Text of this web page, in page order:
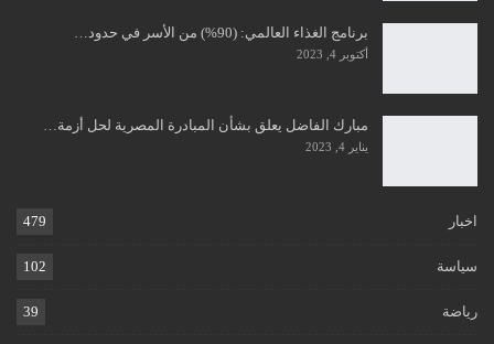
برنامج الغذاء العالمي: (90%) من الأسر في حدود…
أكتوبر 4, 2023
مبارك الفاضل يعلق بشأن المبادرة المصرية لحل أزمة…
يناير 4, 2023
اخبار 479
سياسة 102
رياضة 39